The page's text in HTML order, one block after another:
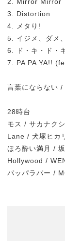
3. Distortion
4. メタり!
5. イジメ、ダメ
6. ド・キ・ド・
7. PA PA YA!!
言葉にならない /
28時台
モス / サカナク
Lane / 犬塚ヒカ
ほろ酔い満月 /
Hollywood /
パッパラパー /